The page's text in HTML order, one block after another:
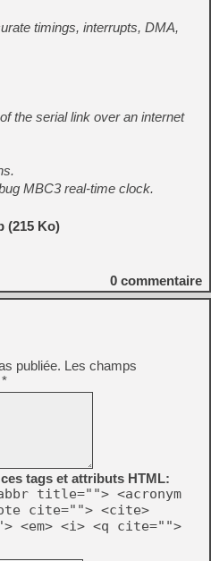
timings, interrupts, DMA,
the serial link over an internet
MBC3 real-time clock.
(215 Ko)
0 commentaire
publiée. Les champs
*
tags et attributs HTML:
title=""> <acronym
cite=""> <cite>
<em> <i> <q cite="">